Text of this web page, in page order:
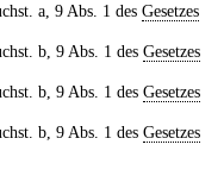
a, 9 Abs. 1 des Gesetzes
b, 9 Abs. 1 des Gesetzes
b, 9 Abs. 1 des Gesetzes
b, 9 Abs. 1 des Gesetzes